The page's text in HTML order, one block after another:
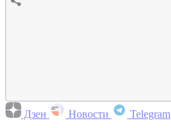
Дзен Новости Telegram